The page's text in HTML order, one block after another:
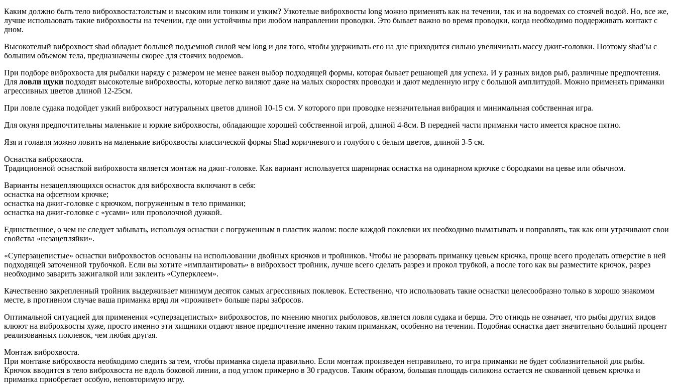
Каким должно быть тело виброхвоста:толстым и высоким или тонким и узким? Узкотелые виброхвосты long можно применять как на течении, так и на водоемах со стоячей водой. Но, все же,
лучше использовать такие виброхвосты на течении, где они устойчивы при любом направлении проводки. Это бывает важно во время проводки, когда необходимо поддерживать контакт с
дном.
Высокотелый виброхвост shad обладает большей подъемной силой чем long и для того, чтобы удерживать его на дне приходится сильно увеличивать массу джиг-головки. Поэтому shad’ы с
большим объемом тела, предназначены скорее для стоячих водоемов.
При подборе виброхвоста для рыбалки наряду с размером не менее важен выбор подходящей формы, которая бывает решающей для успеха. И у разных видов рыб, различные предпочтения.
Для ловли щуки подходят высокотелые виброхвосты, которые легко виляют даже на малых скоростях проводки и дают медленную игру с большой амплитудой. Можно применять приманки
агрессивных цветов длиной 12-25см.
При ловле судака подойдет узкий виброхвост натуральных цветов длиной 10-15 см. У которого при проводке незначительная вибрация и минимальная собственная игра.
Для окуня предпочтительны маленькие и юркие виброхвосты, обладающие хорошей собственной игрой, длиной 4-8см. В передней части приманки часто имеется красное пятно.
Язя и голавля можно ловить на маленькие виброхвосты классической формы Shad коричневого и голубого с белым цветов, длиной 3-5 см.
Оснастка виброхвоста.
Традиционной оснасткой виброхвоста является монтаж на джиг-головке. Как вариант используется шарнирная оснастка на одинарном крючке с бородками на цевье или обычном.
Варианты незацепляющихся оснасток для виброхвоста включают в себя:
оснастка на офсетном крючке;
оснастка на джиг-головке с крючком, погруженным в тело приманки;
оснастка на джиг-головке с «усами» или проволочной дужкой.
Единственное, о чем не следует забывать, используя оснастки с погруженным в пластик жалом: после каждой поклевки их необходимо выматывать и поправлять, так как они утрачивают свои
свойства «незацепляйки».
«Суперзацепистые» оснастки виброхвостов основаны на использовании двойных крючков и тройников. Чтобы не разорвать приманку цевьем крючка, проще всего проделать отверстие в ней
подходящей заточенной трубочкой. Если вы хотите «имплантировать» в виброхвост тройник, лучше всего сделать разрез и прокол трубкой, а после того как вы разместите крючок, разрез
необходимо заварить зажигалкой или заклеить «Суперклеем».
Качественно закрепленный тройник выдерживает минимум десяток самых агрессивных поклевок. Естественно, что использовать такие оснастки целесообразно только в хорошо знакомом
месте, в противном случае ваша приманка вряд ли «проживет» больше пары забросов.
Оптимальной ситуацией для применения «суперзацепистых» виброхвостов, по мнению многих рыболовов, является ловля судака и берша. Это отнюдь не означает, что рыбы других видов
клюют на виброхвосты хуже, просто именно эти хищники отдают явное предпочтение именно таким приманкам, особенно на течении. Подобная оснастка дает значительно больший процент
реализованных поклевок, чем любая другая.
Монтаж виброхвоста.
При монтаже виброхвоста необходимо следить за тем, чтобы приманка сидела правильно. Если монтаж произведен неправильно, то игра приманки не будет соблазнительной для рыбы.
Крючок вводится в тело виброхвоста не вдоль боковой линии, а под углом примерно в 30 градусов. Таким образом, большая площадь силикона остается не скованной цевьем крючка и
приманка приобретает особую, неповторимую игру.